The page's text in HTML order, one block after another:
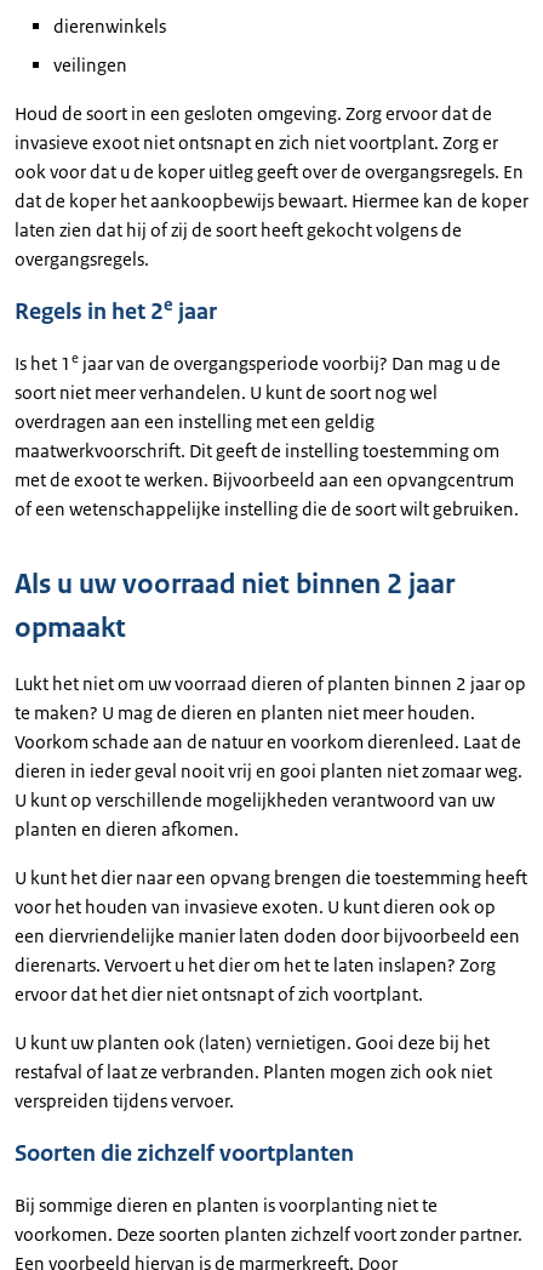
dierenwinkels
veilingen
Houd de soort in een gesloten omgeving. Zorg ervoor dat de
invasieve exoot niet ontsnapt en zich niet voortplant. Zorg er
ook voor dat u de koper uitleg geeft over de overgangsregels. En
dat de koper het aankoopbewijs bewaart. Hiermee kan de koper
laten zien dat hij of zij de soort heeft gekocht volgens de
overgangsregels.
Regels in het 2e jaar
Is het 1 e jaar van de overgangsperiode voorbij? Dan mag u de
soort niet meer verhandelen. U kunt de soort nog wel
overdragen aan een instelling met een geldig
maatwerkvoorschrift. Dit geeft de instelling toestemming om
met de exoot te werken. Bijvoorbeeld aan een opvangcentrum
of een wetenschappelijke instelling die de soort wilt gebruiken.
Als u uw voorraad niet binnen 2 jaar
opmaakt
Lukt het niet om uw voorraad dieren of planten binnen 2 jaar op
te maken? U mag de dieren en planten niet meer houden.
Voorkom schade aan de natuur en voorkom dierenleed. Laat de
dieren in ieder geval nooit vrij en gooi planten niet zomaar weg.
U kunt op verschillende mogelijkheden verantwoord van uw
planten en dieren afkomen.
U kunt het dier naar een opvang brengen die toestemming heeft
voor het houden van invasieve exoten. U kunt dieren ook op
een diervriendelijke manier laten doden door bijvoorbeeld een
dierenarts. Vervoert u het dier om het te laten inslapen? Zorg
ervoor dat het dier niet ontsnapt of zich voortplant.
U kunt uw planten ook (laten) vernietigen. Gooi deze bij het
restafval of laat ze verbranden. Planten mogen zich ook niet
verspreiden tijdens vervoer.
Soorten die zichzelf voortplanten
Bij sommige dieren en planten is voorplanting niet te
voorkomen. Deze soorten planten zichzelf voort zonder partner.
Een voorbeeld hiervan is de marmerkreeft. Door